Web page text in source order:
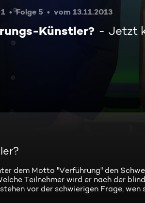
Folge 5 vom 13.11.2013
Künstler? Jetzt
dem Motto "Verführung" den
Teilnehmer wird er nach der
vor der schwierigen Frage, wen